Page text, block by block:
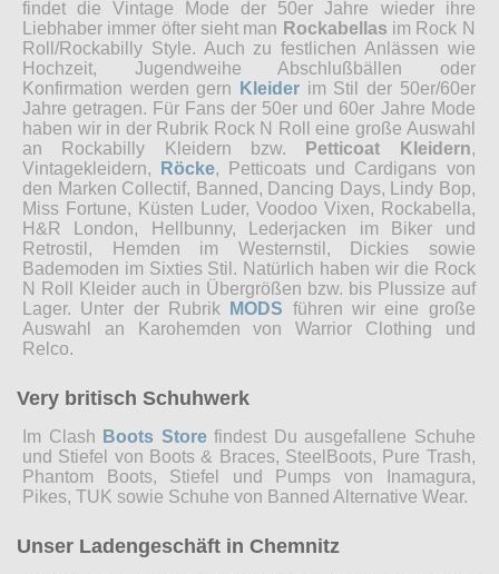
findet die Vintage Mode der 50er Jahre wieder ihre
Liebhaber immer öfter sieht man Rockabellas im Rock N
Roll/Rockabilly Style. Auch zu festlichen Anlässen wie
Hochzeit, Jugendweihe Abschlußbällen oder
Konfirmation werden gern
Kleiderim Stil der 50er/60er
Jahre getragen. Für Fans der 50er und 60er Jahre Mode
haben wir in der Rubrik Rock N Roll eine große Auswahl
an Rockabilly Kleidern bzw.
Petticoat Kleidern,
Vintagekleidern,
Röcke, Petticoats und Cardigans von
den Marken Collectif, Banned, Dancing Days, Lindy Bop,
Miss Fortune, Küsten Luder, Voodoo Vixen, Rockabella,
H&R London, Hellbunny, Lederjacken im Biker und
Retrostil, Hemden im Westernstil, Dickies sowie
Bademoden im Sixties Stil. Natürlich haben wir die Rock
N Roll Kleider auch in Übergrößen bzw. bis Plussize auf
Lager. Unter der Rubrik
MODS führen wir eine große
Auswahl an Karohemden von Warrior Clothing und
Relco.
Very britisch Schuhwerk
Im Clash Boots Storefindest Du ausgefallene Schuhe
und Stiefel von Boots & Braces, SteelBoots, Pure Trash,
Phantom Boots, Stiefel und Pumps von Inamagura,
Pikes, TUK sowie Schuhe von Banned Alternative Wear.
Unser Ladengeschäft in Chemnitz